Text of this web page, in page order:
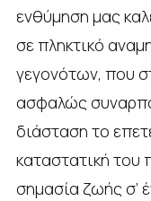
ενθύμηση μας
σε πληκτικό
γεγονότων, που
ασφαλώς
διάσταση το
καταστατική του
σημασία ζωής σ’